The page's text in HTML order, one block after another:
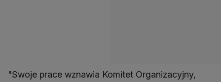
"Swoje prace wznawia Komitet Organizacyjny,